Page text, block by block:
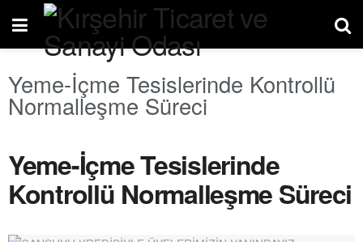
Yeme-İçme Tesislerinde Kontrollü
Normalleşme Süreci
Yeme-İçme Tesislerinde
Kontrollü Normalleşme Süreci